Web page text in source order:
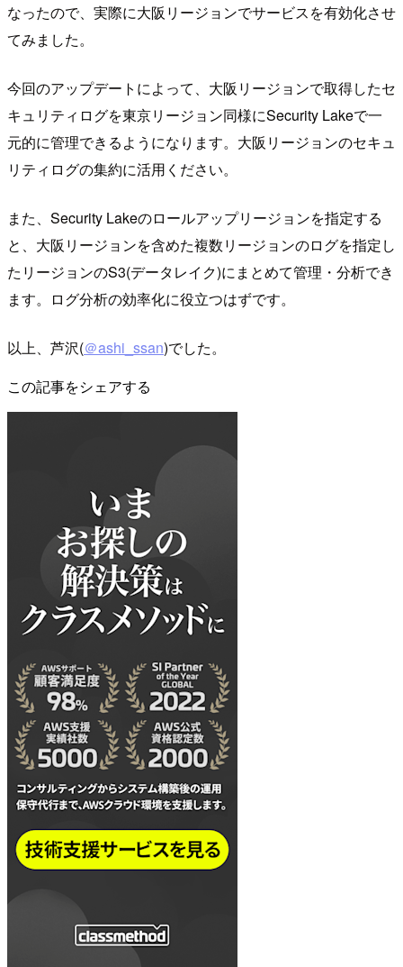
なったので、実際に大阪リージョンでサービスを有効化させ
てみました。
今回のアップデートによって、大阪リージョンで取得したセ
キュリティログを東京リージョン同様にSecurity Lakeで一
元的に管理できるようになります。大阪リージョンのセキュ
リティログの集約に活用ください。
また、Security Lakeのロールアップリージョンを指定する
と、大阪リージョンを含めた複数リージョンのログを指定し
たリージョンのS3(データレイク)にまとめて管理・分析でき
ます。ログ分析の効率化に役立つはずです。
以上、芦沢(＠ashi_ssan)でした。
この記事をシェアする